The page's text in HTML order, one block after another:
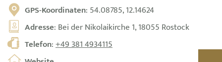
GPS-Koordinaten: 54.08785, 12.14624
Adresse: Bei der Nikolaikirche 1, 18055 Rostock
Telefon:+49 381 4934115